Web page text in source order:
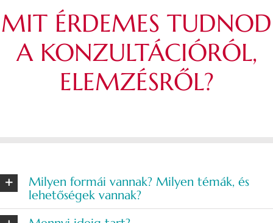
MIT ÉRDEMES TUDNOD
A KONZULTÁCIÓRÓL,
ELEMZÉSRŐL?
Milyen formái vannak? Milyen témák, és
lehetőségek vannak?